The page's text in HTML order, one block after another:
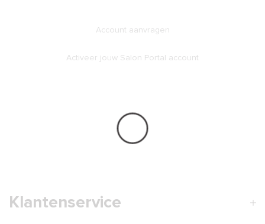
Account aanvragen
Activeer jouw Salon Portal account
Klantenservice